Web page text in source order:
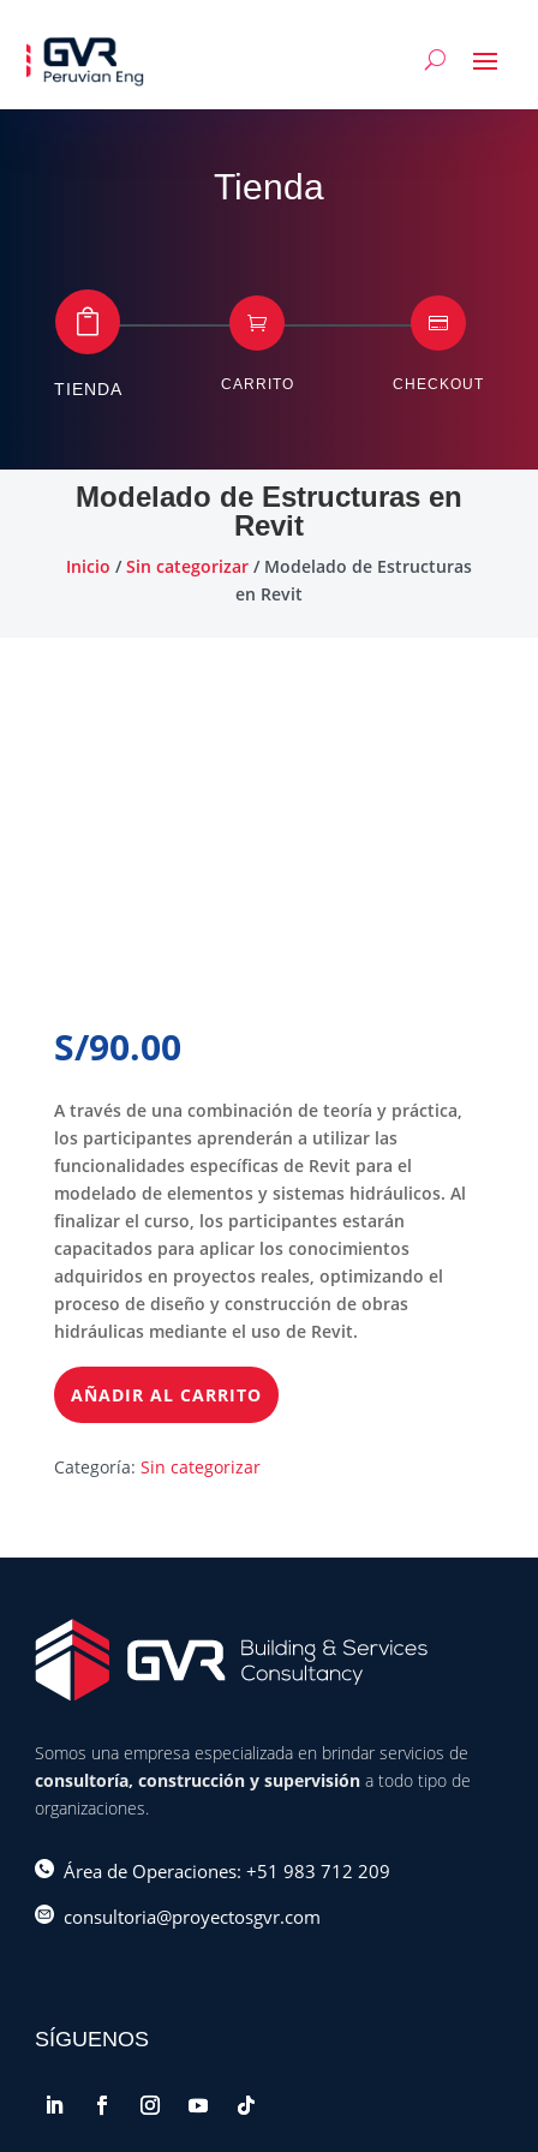
Tienda

TIENDA

CARRITO

CHECKOUT
Modelado de Estructuras en
Revit
Inicio /Sin categorizar/ Modelado de Estructuras
en Revit
S/90.00
A través de una combinación de teoría y práctica,
los participantes aprenderán a utilizar las
funcionalidades específicas de Revit para el
modelado de elementos y sistemas hidráulicos. Al
finalizar el curso, los participantes estarán
capacitados para aplicar los conocimientos
adquiridos en proyectos reales, optimizando el
proceso de diseño y construcción de obras
hidráulicas mediante el uso de Revit.
AÑADIR AL CARRITO
Categoría: Sin categorizar
Somos una empresa especializada en brindar servicios de
consultoría, construcción y supervisión a todo tipo de
organizaciones.
Área de Operaciones: +51 983 712 209
consultoria@proyectosgvr.com
SÍGUENOS